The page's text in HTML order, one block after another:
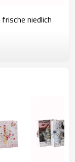
niedlich